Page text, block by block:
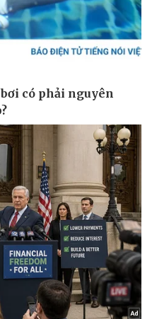
Quân sự - Quốc phòng
Phân tích